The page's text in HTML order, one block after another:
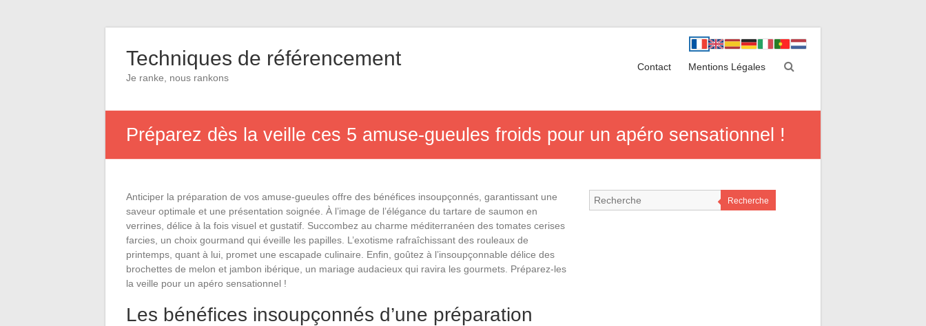
Techniques de référencement
Je ranke, nous rankons
Contact Mentions Légales
Préparez dès la veille ces 5 amuse-gueules froids pour un apéro sensationnel !
Anticiper la préparation de vos amuse-gueules offre des bénéfices insoupçonnés, garantissant une
saveur optimale et une présentation soignée. À l’image de l’élégance du tartare de saumon en
verrines, délice à la fois visuel et gustatif. Succombez au charme méditerranéen des tomates cerises
farcies, un choix gourmand qui éveille les papilles. L’exotisme rafraîchissant des rouleaux de
printemps, quant à lui, promet une escapade culinaire. Enfin, goûtez à l’insoupçonnable délice des
brochettes de melon et jambon ibérique, un mariage audacieux qui ravira les gourmets. Préparez-les
la veille pour un apéro sensationnel !
Les bénéfices insoupçonnés d’une préparation
Recherche